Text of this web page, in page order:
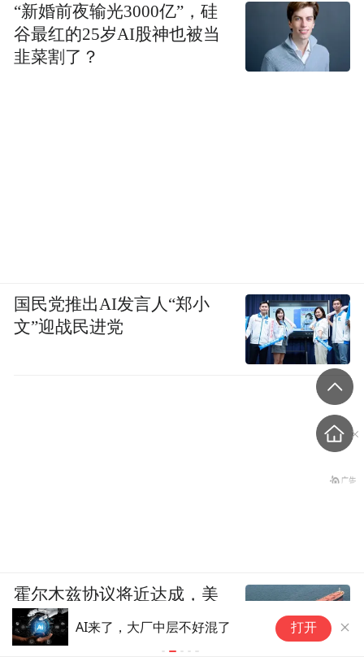
AI来了，大厂中层不好混了
字节跳动梁
线同学汇报
打开
“新婚前夜输光3000亿”，硅
谷最红的25岁AI股神也被当
韭菜割了？
国民党推出AI发言人“郑小
文”迎战民进党
霍尔木兹协议将近达成，美
伊正在进行最后的博弈